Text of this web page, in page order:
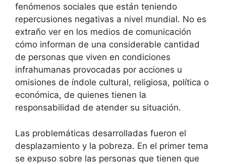
fenómenos sociales que están teniendo
repercusiones negativas a nivel mundial. No es
extraño ver en los medios de comunicación
cómo informan de una considerable cantidad
de personas que viven en condiciones
infrahumanas provocadas por acciones u
omisiones de índole cultural, religiosa, política o
económica, de quienes tienen la
responsabilidad de atender su situación.
Las problemáticas desarrolladas fueron el
desplazamiento y la pobreza. En el primer tema
se expuso sobre las personas que tienen que